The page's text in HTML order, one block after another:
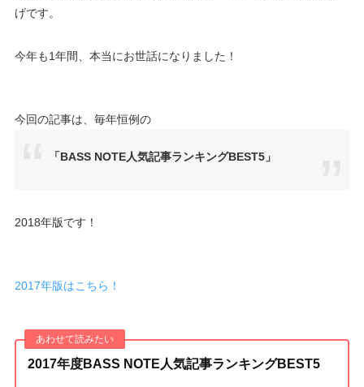
げです。
今年も1年間、本当にお世話になりました！
今回の記事は、毎年恒例の
「BASS NOTE人気記事ランキングBEST5」
2018年版です！
2017年版はこちら！
2017年度BASS NOTE人気記事ランキングBEST5